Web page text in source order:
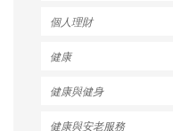
個人理財
健康
健康與健身
健康與安老服務